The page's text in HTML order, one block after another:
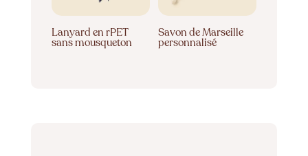
Lanyard en rPET
sans mousqueton
Savon de Marseille
personnalisé